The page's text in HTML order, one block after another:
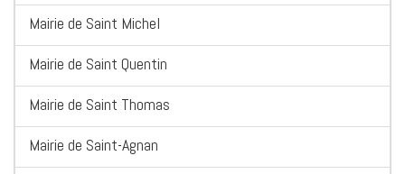
Mairie de Saint Michel
Mairie de Saint Quentin
Mairie de Saint Thomas
Mairie de Saint-Agnan